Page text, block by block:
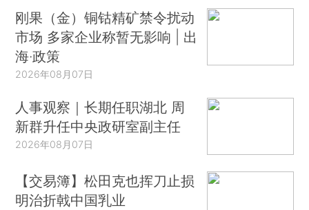
刚果（金）铜钴精矿禁令扰动
市场 多家企业称暂无影响 | 出
海·政策
2026年08月07日
人事观察｜长期任职湖北 周
新群升任中央政研室副主任
2026年08月07日
【交易簿】松田克也挥刀止损
明治折戟中国乳业